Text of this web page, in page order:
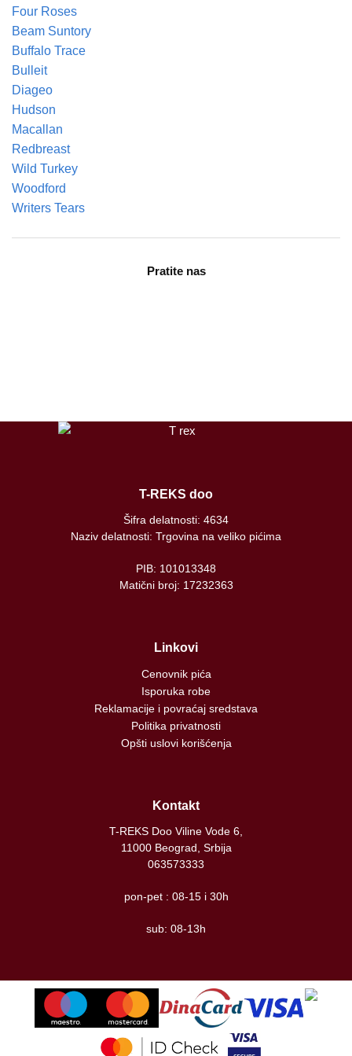
Four Roses
Beam Suntory
Buffalo Trace
Bulleit
Diageo
Hudson
Macallan
Redbreast
Wild Turkey
Woodford
Writers Tears
Pratite nas
T-REKS doo
Šifra delatnosti: 4634
Naziv delatnosti: Trgovina na veliko pićima
PIB: 101013348
Matični broj: 17232363
Linkovi
Cenovnik pića
Isporuka robe
Reklamacije i povraćaj sredstava
Politika privatnosti
Opšti uslovi korišćenja
Kontakt
T-REKS Doo Viline Vode 6,
11000 Beograd, Srbija
063573333
pon-pet : 08-15 i 30h
sub: 08-13h